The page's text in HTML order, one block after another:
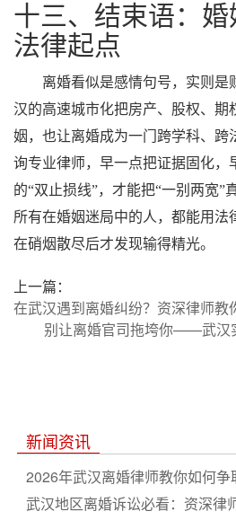
十三、结束语：
法律起点
离婚看似是感情句号，实则是
汉的高速城市化把房产、股权、期
姻，也让离婚成为一门跨学科、跨
询专业律师，早一点把证据固化，
的“双止损线”，才能把“一别两宽”
所有在婚姻迷局中的人，都能用法
在硝烟散尽后才发现输得精光。
上一篇：
在武汉遇到离婚纠纷？资深律师教
别让离婚官司拖垮你——武汉
新闻资讯
2026年武汉离婚律师教你如何
武汉地区离婚诉讼必看：资深律